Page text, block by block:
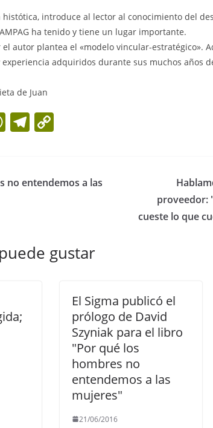
introduce al lector al conocimiento del
ha tenido y tiene un lugar importante.
el autor plantea el «modelo vincular-estratégico».
adquiridos durante sus muchos años
de Juan
W
s
T
gr y
no entendemos a las
proveedor:
cueste lo que
gustar
El Sigma publicó el
prólogo de David
Szyniak para el libro
"Por qué los
hombres no
entendemos a las
mujeres"
21/06/2016